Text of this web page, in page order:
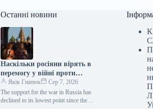
Останні новини
Наскільки росіяни вірять в
перемогу у війні проти
України: результати
опитування викликали подив
Яків Гнатюк
Сер 7, 2026
The support for the war in Russia has
declined to its lowest point since the
Л